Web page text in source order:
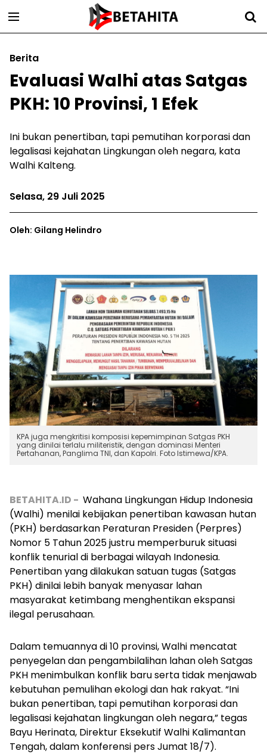
Berita
Evaluasi Walhi atas Satgas
PKH: 10 Provinsi, 1 Efek
Ini bukan penertiban, tapi pemutihan korporasi dan
legalisasi kejahatan Lingkungan oleh negara, kata
Walhi Kalteng.
Selasa, 29 Juli 2025
Oleh: Gilang Helindro
KPA juga mengkritisi komposisi kepemimpinan Satgas PKH
yang dinilai terlalu militeristik, dengan dominasi Menteri
Pertahanan, Panglima TNI, dan Kapolri. Foto Istimewa/KPA.
BETAHITA.ID - Wahana Lingkungan Hidup Indonesia
(Walhi) menilai kebijakan penertiban kawasan hutan
(PKH) berdasarkan Peraturan Presiden (Perpres)
Nomor 5 Tahun 2025 justru memperburuk situasi
konflik tenurial di berbagai wilayah Indonesia.
Penertiban yang dilakukan satuan tugas (Satgas
PKH) dinilai lebih banyak menyasar lahan
masyarakat ketimbang menghentikan ekspansi
ilegal perusahaan.
Dalam temuannya di 10 provinsi, Walhi mencatat
penyegelan dan pengambilalihan lahan oleh Satgas
PKH menimbulkan konflik baru serta tidak menjawab
kebutuhan pemulihan ekologi dan hak rakyat. “Ini
bukan penertiban, tapi pemutihan korporasi dan
legalisasi kejahatan lingkungan oleh negara,” tegas
Bayu Herinata, Direktur Eksekutif Walhi Kalimantan
Tengah, dalam konferensi pers Jumat 18/7).